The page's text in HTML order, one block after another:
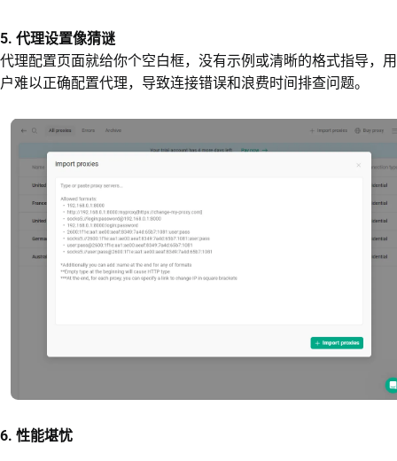
5. 代理设置像猜谜
代理配置页面就给你个空白框，没有示例或清晰的格式指导，用
户难以正确配置代理，导致连接错误和浪费时间排查问题。
6. 性能堪忧